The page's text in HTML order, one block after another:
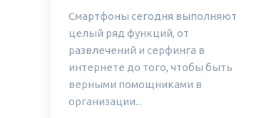
Смартфоны сегодня выполняют
целый ряд функций, от
развлечений и серфинга в
интернете до того, чтобы быть
верными помощниками в
организации...